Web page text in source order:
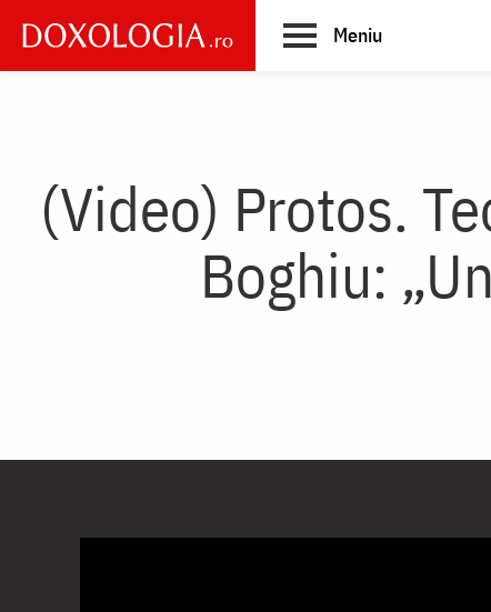
main
Meniu
(Video) Protos.
Boghiu: